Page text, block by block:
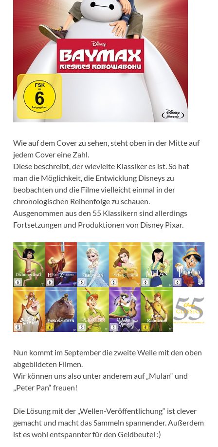
Wie auf dem Cover zu sehen, steht oben in der Mitte auf
jedem Cover eine Zahl.
Diese beschreibt, der wievielte Klassiker es ist. So hat
man die Möglichkeit, die Entwicklung Disneys zu
beobachten und die Filme vielleicht einmal in der
chronologischen Reihenfolge zu schauen.
Ausgenommen aus den 55 Klassikern sind allerdings
Fortsetzungen und Produktionen von Disney Pixar.
Nun kommt im September die zweite Welle mit den oben
abgebildeten Filmen.
Wir können uns also unter anderem auf „Mulan“ und
„Peter Pan“ freuen!
Die Lösung mit der „Wellen-Veröffentlichung“ ist clever
gemacht und macht das Sammeln spannender. Außerdem
ist es wohl entspannter für den Geldbeutel :)